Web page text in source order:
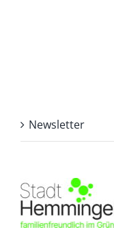
Newsletter